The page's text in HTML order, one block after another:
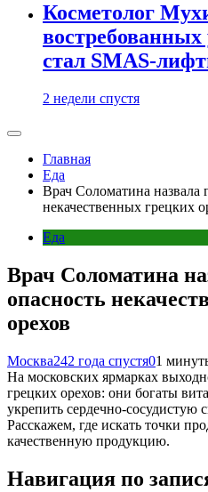
Косметолог
востребованных
стал SMAS-
2 недели спустя
Главная
Еда
Врач Соломатина назвала
некачественных грецких
Еда
Врач Соломатина
опасность
орехов
Москва242 года спустя01
На московских ярмарках
грецких орехов: они богаты
укрепить сердечно-сосудистую
Расскажем, где искать точки
качественную продукцию.
Навигация по